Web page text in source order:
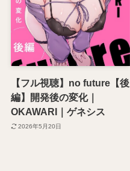
【フル視聴】no future【後
編】開発後の変化｜
OKAWARI｜ゲネシス
2026年5月20日